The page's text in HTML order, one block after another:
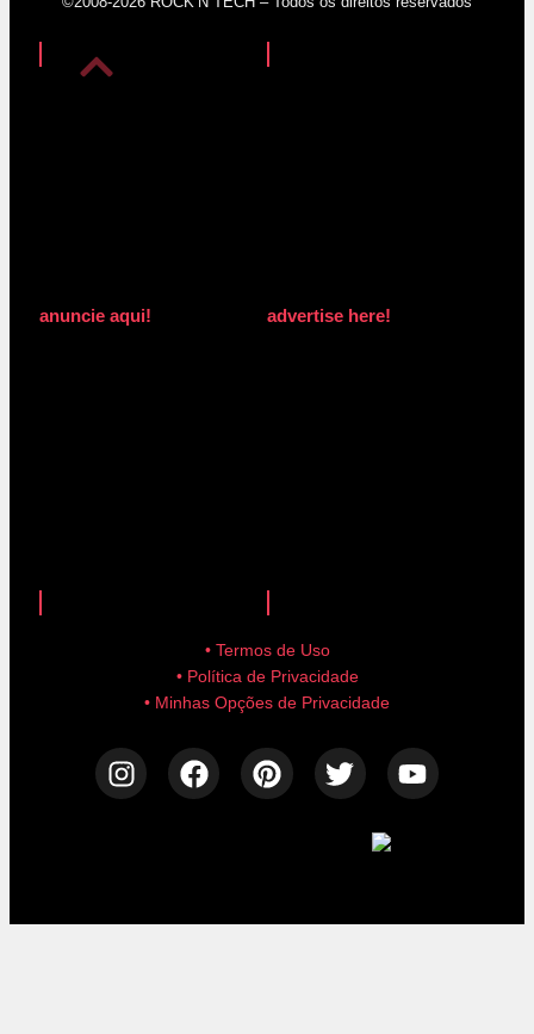
anuncie aqui! advertise here!
• Termos de Uso
• Política de Privacidade
• Minhas Opções de Privacidade